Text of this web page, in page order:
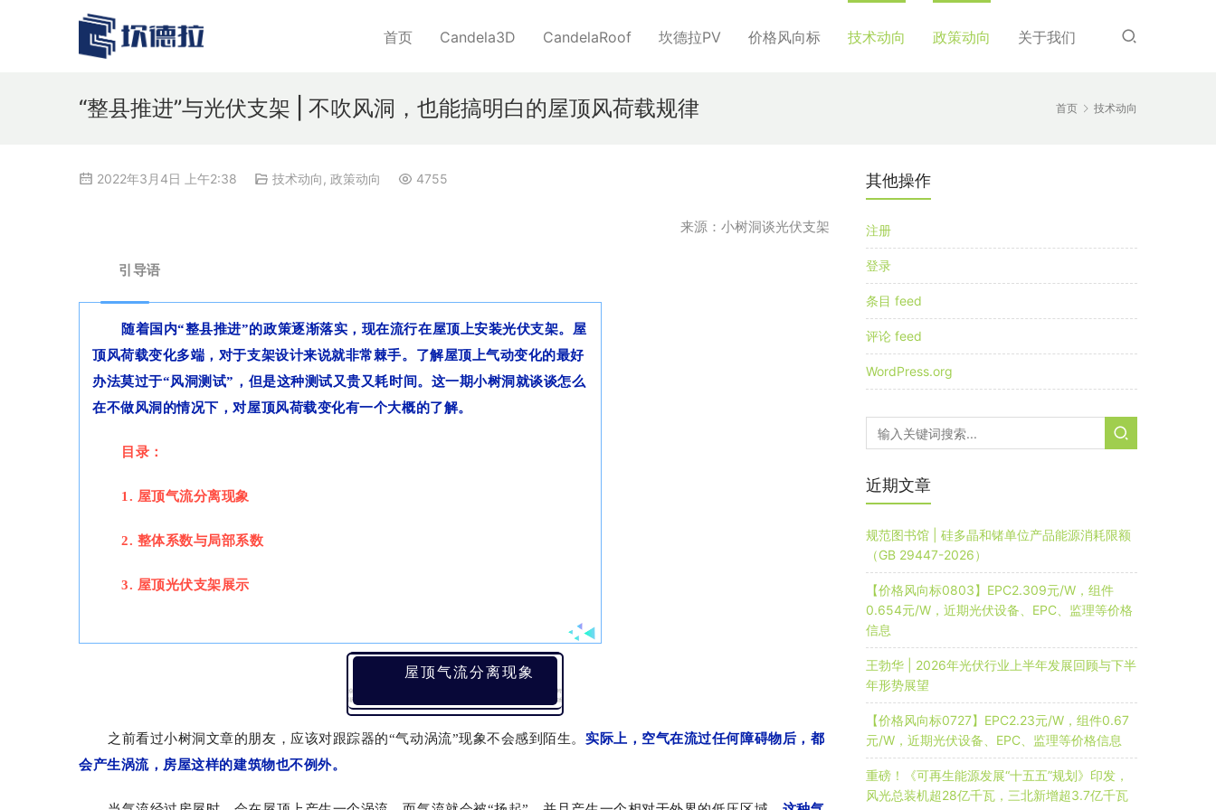
首页 Candela3D CandelaRoof 坎德拉PV 价格风向标 技术动向 政策动向 关于我们
首页 技术动向
“整县推进”与光伏支架 | 不吹风洞，也能搞明白的屋顶风荷载规律
2022年3月4日 上午2:38 技术动向 , 政策动向 4755
来源：小树洞谈光伏支架
引导语
随着国内“整县推进”的政策逐渐落实，现在流行在屋顶上安装光伏支架。屋
顶风荷载变化多端，对于支架设计来说就非常棘手。了解屋顶上气动变化的最好
办法莫过于“风洞测试”，但是这种测试又贵又耗时间。这一期小树洞就谈谈怎么
在不做风洞的情况下，对屋顶风荷载变化有一个大概的了解。
目录：
1. 屋顶气流分离现象
2. 整体系数与局部系数
3. 屋顶光伏支架展示
屋顶气流分离现象
之前看过小树洞文章的朋友，应该对跟踪器的“气动涡流”现象不会感到陌生。实际上，空气在流过任何障碍物后，都
会产生涡流，房屋这样的建筑物也不例外。
其他操作
注册
登录
条目 feed
评论 feed
WordPress.org
近期文章
规范图书馆 | 硅多晶和锗单位产品能源消耗限额
（GB 29447-2026）
【价格风向标0803】EPC2.309元/W，组件
0.654元/W，近期光伏设备、EPC、监理等价格
信息
王勃华 | 2026年光伏行业上半年发展回顾与下半
年形势展望
【价格风向标0727】EPC2.23元/W，组件0.67
元/W，近期光伏设备、EPC、监理等价格信息
重磅！《可再生能源发展“十五五”规划》印发，
风光总装机超28亿千瓦，三北新增超3.7亿千瓦